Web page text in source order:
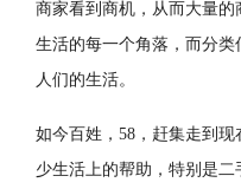
商家看到商机，从而大量的
生活的每一个角落，而分
人们的生活。
如今百姓，58，赶集走到
少生活上的帮助，特别是